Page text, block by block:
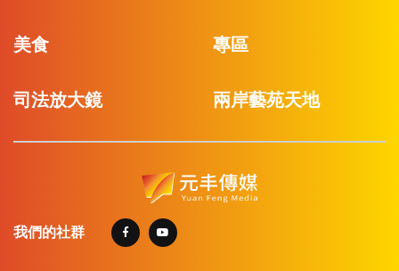
美食 專區
司法放大鏡 兩岸藝苑天地
我們的社群